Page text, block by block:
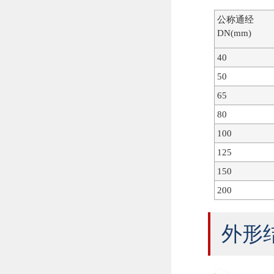
公称通经
DN(mm)
40
50
65
80
100
125
150
200
外形